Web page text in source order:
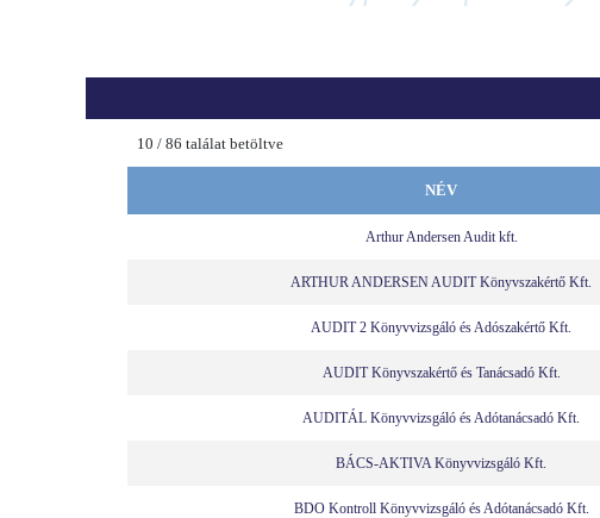
10 / 86 találat betöltve
NÉV
Arthur Andersen Audit kft.
ARTHUR ANDERSEN AUDIT Könyvszakértő Kft.
AUDIT 2 Könyvvizsgáló és Adószakértő Kft.
AUDIT Könyvszakértő és Tanácsadó Kft.
AUDITÁL Könyvvizsgáló és Adótanácsadó Kft.
BÁCS-AKTIVA Könyvvizsgáló Kft.
BDO Kontroll Könyvvizsgáló és Adótanácsadó Kft.